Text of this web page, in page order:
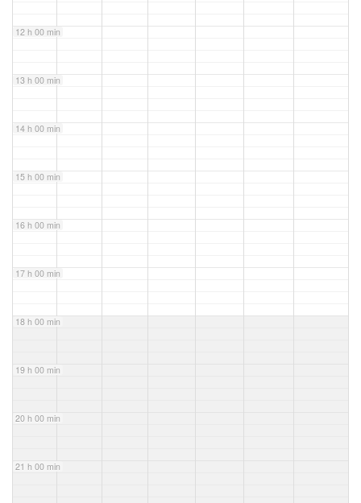
12 h 00 min
13 h 00 min
14 h 00 min
15 h 00 min
16 h 00 min
17 h 00 min
18 h 00 min
19 h 00 min
20 h 00 min
21 h 00 min